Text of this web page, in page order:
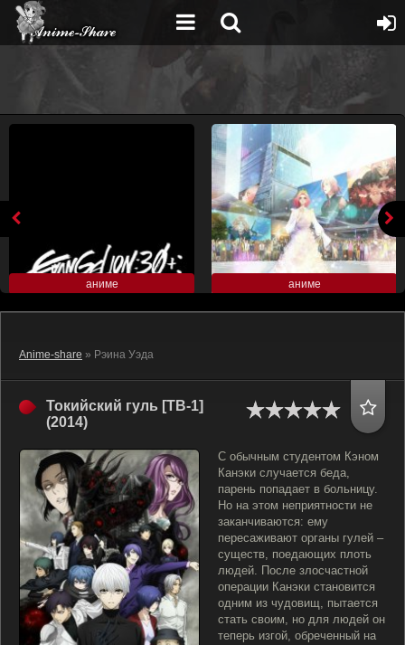
аниме аниме
Anime-share » Рэина Уэда
Токийский гуль [ТВ-1]
(2014)
С обычным студентом Кэном
Канэки случается беда,
парень попадает в больницу.
Но на этом неприятности не
заканчиваются: ему
пересаживают органы гулей –
существ, поедающих плоть
людей. После злосчастной
операции Канэки становится
одним из чудовищ, пытается
стать своим, но для людей он
теперь изгой, обреченный на